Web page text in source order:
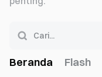
Beranda Flash